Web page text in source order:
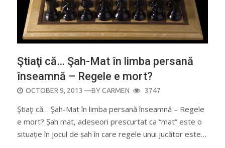
Ştiaţi că… Şah-Mat în limba persană
înseamnă – Regele e mort?
POSTED
OCTOBER 9, 2013 —BYCARMEN 3747
Ştiaţi că… Şah-Mat în limba persană înseamnă – Regele
e mort? Șah mat, adeseori prescurtat ca “mat” este o
situație în jocul de șah în care regele unui jucător este…